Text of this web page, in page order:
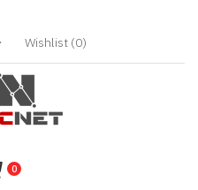
Wishlist(0)
0